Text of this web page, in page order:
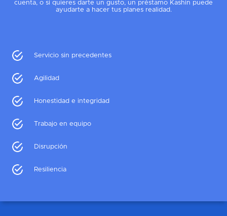
cuenta, o si quieres darte un gusto, un préstamo Kashin puede
ayudarte a hacer tus planes realidad.
Servicio sin precedentes
Agilidad
Honestidad e integridad
Trabajo en equipo
Disrupción
Resiliencia